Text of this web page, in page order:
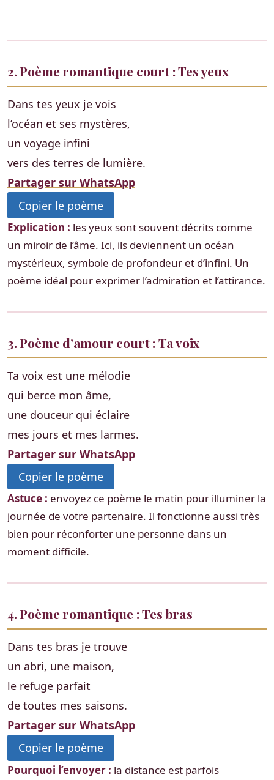
2. Poème romantique court : Tes yeux
Dans tes yeux je vois
l’océan et ses mystères,
un voyage infini
vers des terres de lumière.
Partager sur WhatsApp
Copier le poème
Explication : les yeux sont souvent décrits comme
un miroir de l’âme. Ici, ils deviennent un océan
mystérieux, symbole de profondeur et d’infini. Un
poème idéal pour exprimer l’admiration et l’attirance.
3. Poème d’amour court : Ta voix
Ta voix est une mélodie
qui berce mon âme,
une douceur qui éclaire
mes jours et mes larmes.
Partager sur WhatsApp
Copier le poème
Astuce : envoyez ce poème le matin pour illuminer la
journée de votre partenaire. Il fonctionne aussi très
bien pour réconforter une personne dans un
moment difficile.
4. Poème romantique : Tes bras
Dans tes bras je trouve
un abri, une maison,
le refuge parfait
de toutes mes saisons.
Partager sur WhatsApp
Copier le poème
Pourquoi l’envoyer : la distance est parfois